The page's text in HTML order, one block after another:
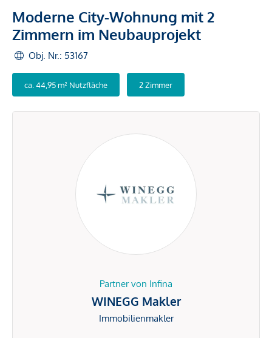
Moderne City-Wohnung mit 2
Zimmern im Neubauprojekt
Obj. Nr.: 53167
ca. 44,95 m² Nutzfläche 2 Zimmer
Partner von Infina
WINEGG Makler
Immobilienmakler